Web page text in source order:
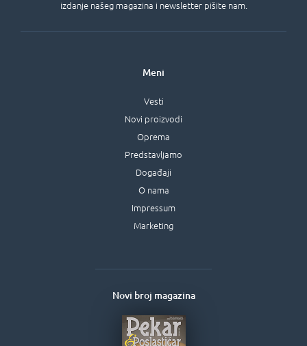
izdanje našeg magazina i newsletter pišite nam.
Meni
Vesti
Novi proizvodi
Oprema
Predstavljamo
Događaji
O nama
Impressum
Marketing
Novi broj magazina